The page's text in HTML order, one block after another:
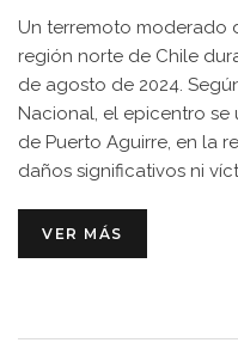
Un terremoto moderado
región norte de Chile
de agosto de 2024.
Nacional, el epicentro
de Puerto Aguirre, en la
daños significativos ni
VER MÁS